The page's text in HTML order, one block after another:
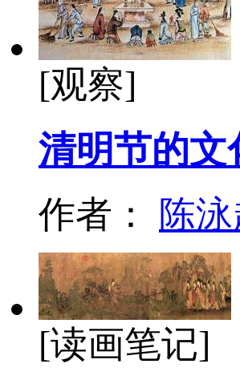
[观察]
清明节的文
作者： 陈泳
[读画笔记]